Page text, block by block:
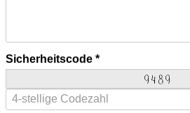
Sicherheitscode